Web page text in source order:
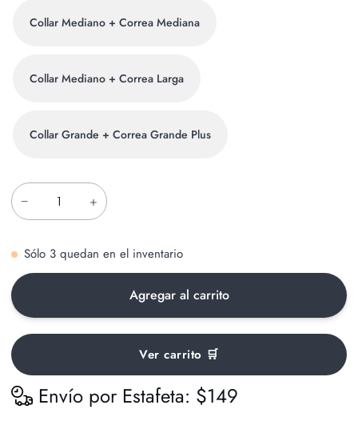
Collar Mediano + Correa Mediana
Collar Mediano + Correa Larga
Collar Grande + Correa Grande Plus
− +
Sólo 3 quedan en el inventario
Agregar al carrito
Ver carrito 🛒
Envío por Estafeta: $149